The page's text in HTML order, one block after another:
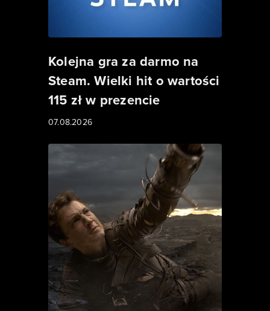
Kolejna gra za darmo na
Steam. Wielki hit o wartości
115 zł w prezencie
07.08.2026